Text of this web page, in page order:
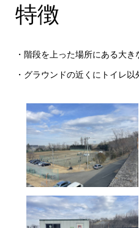
特徴
・階段を上った場所にある大き
・グラウンドの近くにトイレ